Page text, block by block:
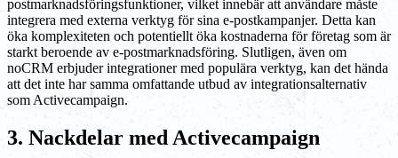
postmarknadsföringsfunktioner, vilket innebär att användare måste
integrera med externa verktyg för sina e-postkampanjer. Detta kan
öka komplexiteten och potentiellt öka kostnaderna för företag som är
starkt beroende av e-postmarknadsföring. Slutligen, även om
noCRM erbjuder integrationer med populära verktyg, kan det hända
att det inte har samma omfattande utbud av integrationsalternativ
som Activecampaign.
3. Nackdelar med Activecampaign